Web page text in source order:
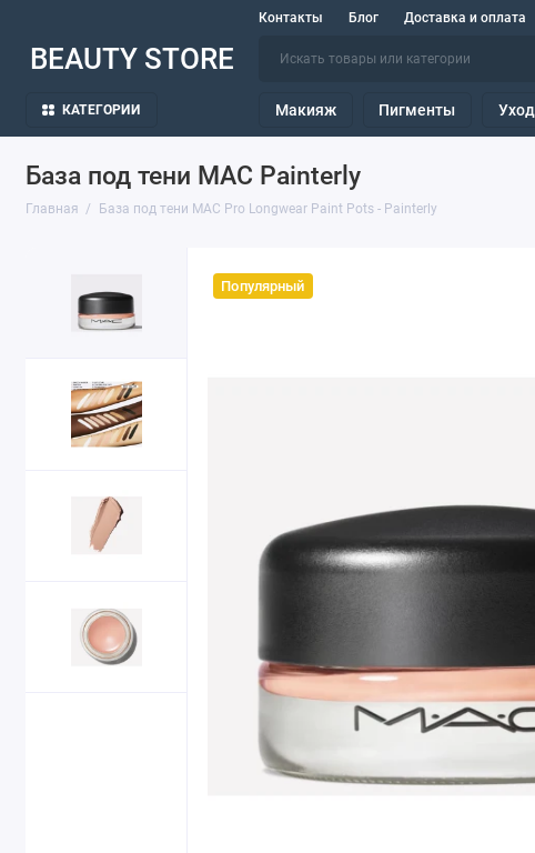
Контакты Блог Доставка и оплата
BEAUTY STORE
КАТЕГОРИИ Макияж Пигменты Уход
База под тени MAC Painterly
Главная База под тени MAC Pro Longwear Paint Pots - Painterly
Популярный